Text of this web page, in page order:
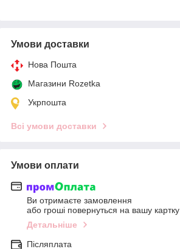
Умови доставки
Нова Пошта
Магазини Rozetka
Укрпошта
Всі умови доставки
Умови оплати
Ви отримаєте замовлення
або гроші повернуться на вашу картку
Детальніше
Післяплата